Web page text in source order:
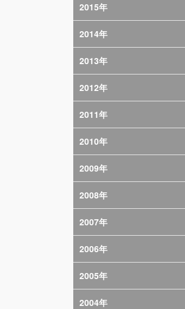
2015年
2014年
2013年
2012年
2011年
2010年
2009年
2008年
2007年
2006年
2005年
2004年